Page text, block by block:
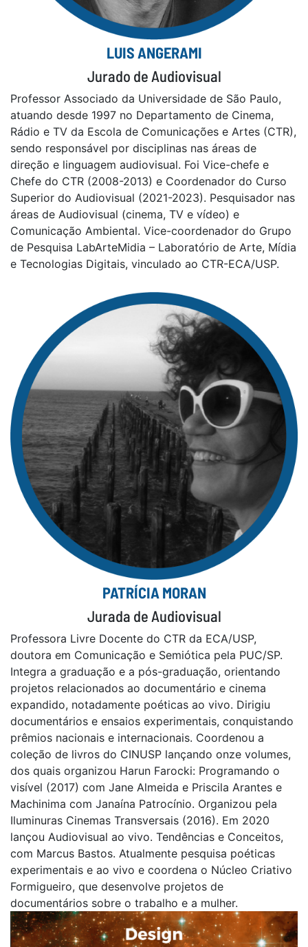
LUIS ANGERAMI
Jurado de Audiovisual
Professor Associado da Universidade de São Paulo,
atuando desde 1997 no Departamento de Cinema,
Rádio e TV da Escola de Comunicações e Artes (CTR),
sendo responsável por disciplinas nas áreas de
direção e linguagem audiovisual. Foi Vice-chefe e
Chefe do CTR (2008-2013) e Coordenador do Curso
Superior do Audiovisual (2021-2023). Pesquisador nas
áreas de Audiovisual (cinema, TV e vídeo) e
Comunicação Ambiental. Vice-coordenador do Grupo
de Pesquisa LabArteMidia – Laboratório de Arte, Mídia
e Tecnologias Digitais, vinculado ao CTR-ECA/USP.
PATRÍCIA MORAN
Jurada de Audiovisual
Professora Livre Docente do CTR da ECA/USP,
doutora em Comunicação e Semiótica pela PUC/SP.
Integra a graduação e a pós-graduação, orientando
projetos relacionados ao documentário e cinema
expandido, notadamente poéticas ao vivo. Dirigiu
documentários e ensaios experimentais, conquistando
prêmios nacionais e internacionais. Coordenou a
coleção de livros do CINUSP lançando onze volumes,
dos quais organizou Harun Farocki: Programando o
visível (2017) com Jane Almeida e Priscila Arantes e
Machinima com Janaína Patrocínio. Organizou pela
Iluminuras Cinemas Transversais (2016). Em 2020
lançou Audiovisual ao vivo. Tendências e Conceitos,
com Marcus Bastos. Atualmente pesquisa poéticas
experimentais e ao vivo e coordena o Núcleo Criativo
Formigueiro, que desenvolve projetos de
documentários sobre o trabalho e a mulher.